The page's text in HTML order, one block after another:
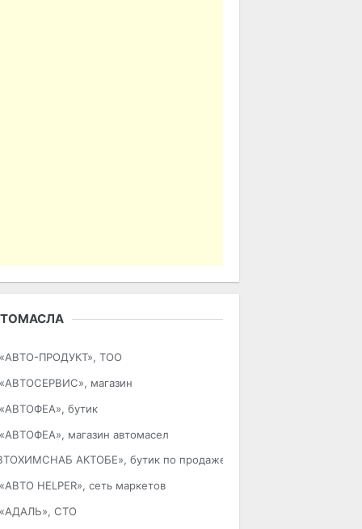
«АВТО-ПРОДУКТ», ТОО
«АВТОСЕРВИС», магазин
«АВТОФЕА», бутик
«АВТОФЕА», магазин автомасел
АКТОБЕ», бутик по продаже автомасел
«АВТО HELPER», сеть маркетов
«АДАЛЬ», СТО